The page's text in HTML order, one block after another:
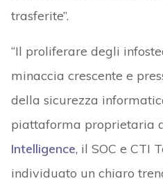
trasferite”.
“Il proliferare degli
minaccia crescente e
della sicurezza
piattaforma proprietaria
Intelligence, il SOC e CTI
individuato un chiaro